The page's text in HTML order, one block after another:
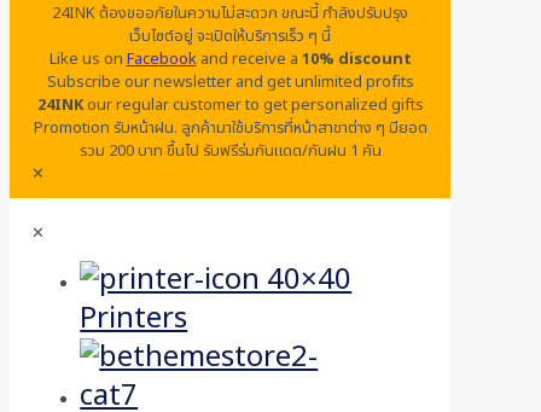
24INK ต้องขออภัยในความไม่สะดวก ขณะนี้ กำลังปรับปรุง
เว็บไซต์อยู่ จะเปิดให้บริการเร็ว ๆ นี้
Like us onFacebookand receive a 10% discount
Subscribe our newsletter and get unlimited profits
24INKour regular customer to get personalized gifts
Promotion รับหน้าฝน. ลูกค้ามาใช้บริการที่หน้าสาขาต่าง ๆ มียอด
รวม 200 บาท ขึ้นไป รับฟรีร่มกันแดด/กันฝน 1 คัน
✕
✕
Printers